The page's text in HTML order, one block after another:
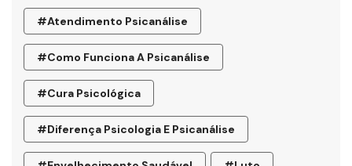
#atendimento Psicanálise
#como Funciona A Psicanálise
#cura Psicológica
#diferença Psicologia E Psicanálise